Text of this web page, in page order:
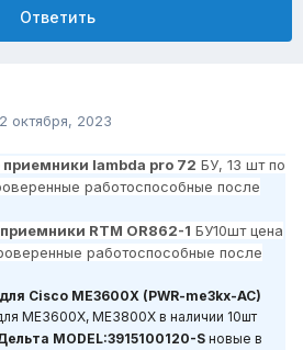
Ответить
октября, 2023
lambda pro 72 БУ, 13 шт по
работоспособные после
RTM OR862-1 БУ10шт цена
работоспособные после
Cisco ME3600X (PWR-me3kx-AC)
ME3600X, ME3800X в наличии 10шт
MODEL:3915100120-S новые в